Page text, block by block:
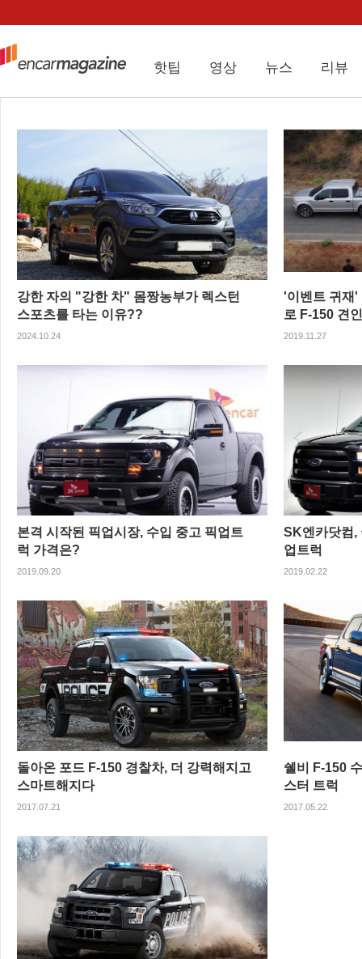
핫팁 영상 뉴스 리뷰
강한 자의 "강한 차" 몸짱농부가 렉스턴
스포츠를 타는 이유??
2024.10.24
'이벤트 귀재'
로 F-150 견인
2019.11.27
본격 시작된 픽업시장, 수입 중고 픽업트
럭 가격은?
2019.09.20
SK엔카닷컴,
업트럭
2019.02.22
돌아온 포드 F-150 경찰차, 더 강력해지고
스마트해지다
2017.07.21
쉘비 F-150
스터 트럭
2017.05.22